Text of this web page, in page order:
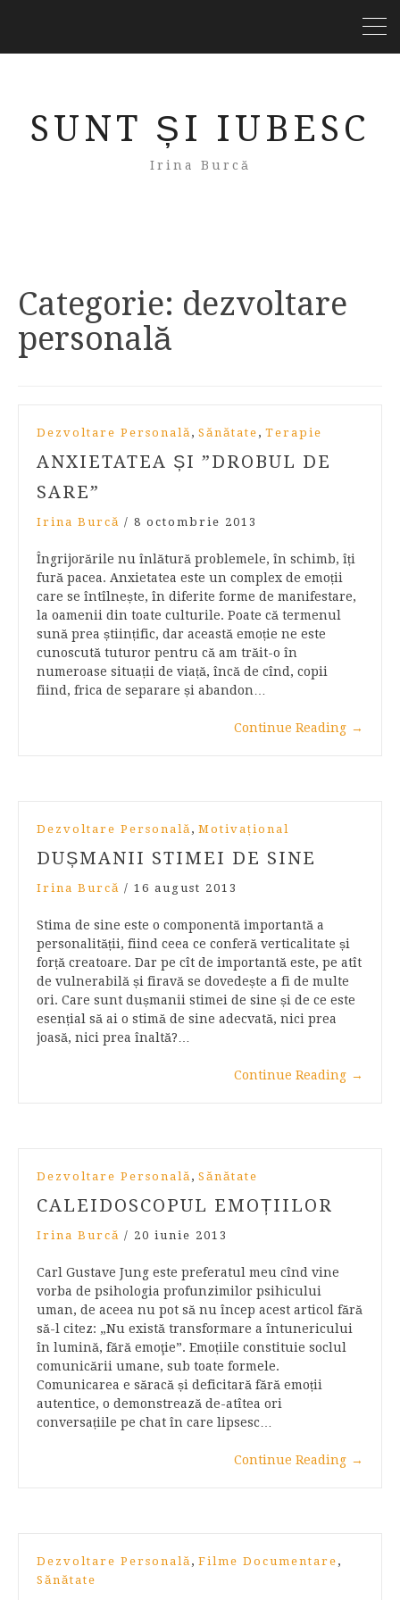
SUNT ȘI IUBESC
Irina Burcă
Categorie: dezvoltare
personală
Dezvoltare Personală, Sănătate , Terapie
ANXIETATEA ȘI ”DROBUL DE
SARE”
Irina Burcă / 8 octombrie 2013
Îngrijorările nu înlătură problemele, în schimb, îți
fură pacea. Anxietatea este un complex de emoții
care se întîlnește, în diferite forme de manifestare,
la oamenii din toate culturile. Poate că termenul
sună prea științific, dar această emoție ne este
cunoscută tuturor pentru că am trăit-o în
numeroase situații de viață, încă de cînd, copii
fiind, frica de separare și abandon…
Continue Reading →
Dezvoltare Personală, Motivațional
DUȘMANII STIMEI DE SINE
Irina Burcă / 16 august 2013
Stima de sine este o componentă importantă a
personalității, fiind ceea ce conferă verticalitate și
forță creatoare. Dar pe cît de importantă este, pe atît
de vulnerabilă și firavă se dovedește a fi de multe
ori. Care sunt dușmanii stimei de sine și de ce este
esențial să ai o stimă de sine adecvată, nici prea
joasă, nici prea înaltă?…
Continue Reading →
Dezvoltare Personală, Sănătate
CALEIDOSCOPUL EMOȚIILOR
Irina Burcă / 20 iunie 2013
Carl Gustave Jung este preferatul meu cînd vine
vorba de psihologia profunzimilor psihicului
uman, de aceea nu pot să nu încep acest articol fără
să-l citez: „Nu există transformare a întunericului
în lumină, fără emoţie”. Emoțiile constituie soclul
comunicării umane, sub toate formele.
Comunicarea e săracă și deficitară fără emoții
autentice, o demonstrează de-atîtea ori
conversațiile pe chat în care lipsesc…
Continue Reading →
Dezvoltare Personală, Filme Documentare ,
Sănătate